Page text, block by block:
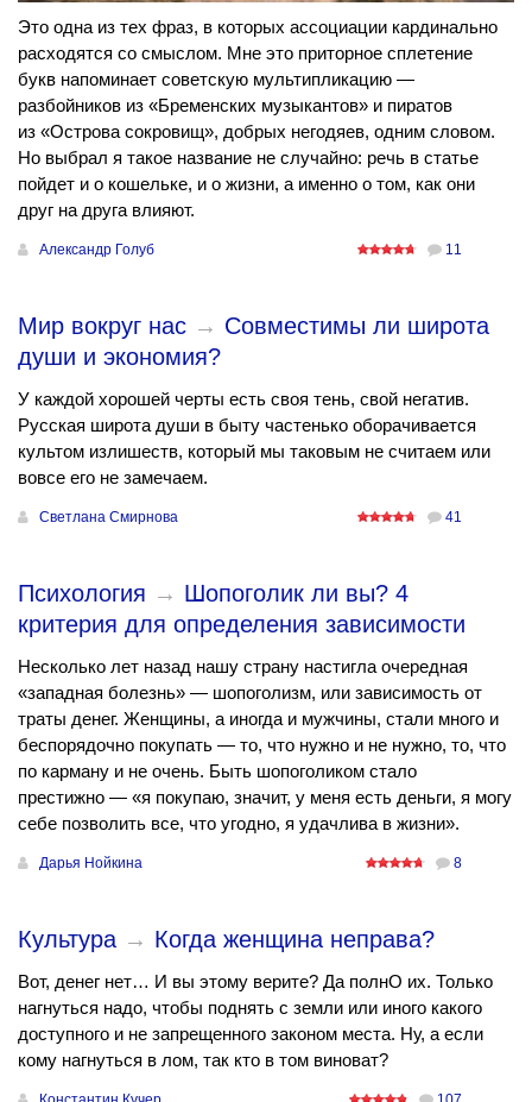
Это одна из тех фраз, в которых ассоциации кардинально
расходятся со смыслом. Мне это приторное сплетение
букв напоминает советскую мультипликацию —
разбойников из «Бременских музыкантов» и пиратов
из «Острова сокровищ», добрых негодяев, одним словом.
Но выбрал я такое название не случайно: речь в статье
пойдет и о кошельке, и о жизни, а именно о том, как они
друг на друга влияют.
Александр Голуб 11
Мир вокруг нас → Совместимы ли широта
души и экономия?
У каждой хорошей черты есть своя тень, свой негатив.
Русская широта души в быту частенько оборачивается
культом излишеств, который мы таковым не считаем или
вовсе его не замечаем.
Светлана Смирнова 41
Психология → Шопоголик ли вы? 4
критерия для определения зависимости
Несколько лет назад нашу страну настигла очередная
«западная болезнь» — шопоголизм, или зависимость от
траты денег. Женщины, а иногда и мужчины, стали много и
беспорядочно покупать — то, что нужно и не нужно, то, что
по карману и не очень. Быть шопоголиком стало
престижно — «я покупаю, значит, у меня есть деньги, я могу
себе позволить все, что угодно, я удачлива в жизни».
Дарья Нойкина 8
Культура → Когда женщина неправа?
Вот, денег нет… И вы этому верите? Да полнО их. Только
нагнуться надо, чтобы поднять с земли или иного какого
доступного и не запрещенного законом места. Ну, а если
кому нагнуться в лом, так кто в том виноват?